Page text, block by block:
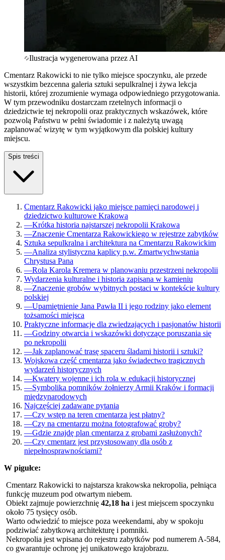
Ilustracja wygenerowana przez AI
Cmentarz Rakowicki to nie tylko miejsce spoczynku, ale przede
wszystkim bezcenna galeria sztuki sepulkralnej i żywa lekcja
historii, której zrozumienie wymaga odpowiedniego przygotowania.
W tym przewodniku dostarczam rzetelnych informacji o
dziedzictwie tej nekropolii oraz praktycznych wskazówek, które
pozwolą Państwu w pełni świadomie i z należytą uwagą
zaplanować wizytę w tym wyjątkowym dla polskiej kultury
miejscu.
Spis treści
Cmentarz Rakowicki jako miejsce pamięci narodowej i
dziedzictwo kulturowe Krakowa
—Krótka historia najstarszej nekropolii Krakowa
—Znaczenie Cmentarza Rakowickiego w rejestrze zabytków
Sztuka sepulkralna i architektura na Cmentarzu Rakowickim
—Analiza stylistyczna kaplicy p.w. Zmartwychwstania
Chrystusa Pana
—Rola Karola Kremera w planowaniu przestrzeni nekropolii
Wydarzenia kulturalne i historia zapisana w kamieniu
—Znaczenie grobów wybitnych postaci w kontekście kultury
polskiej
—Upamiętnienie Jana Pawła II i jego rodziny jako element
tożsamości miejsca
Praktyczne informacje dla zwiedzających i pasjonatów historii
—Godziny otwarcia i wskazówki dotyczące poruszania się
po nekropolii
—Jak zaplanować trasę spaceru śladami historii i sztuki?
Wojskowa część cmentarza jako świadectwo tragicznych
wydarzeń historycznych
—Kwatery wojenne i ich rola w edukacji historycznej
—Symbolika pomników żołnierzy Armii Kraków i formacji
międzynarodowych
Najczęściej zadawane pytania
—Czy wstęp na teren cmentarza jest płatny?
—Czy na cmentarzu można fotografować groby?
—Gdzie znajdę plan cmentarza z grobami zasłużonych?
—Czy cmentarz jest przystosowany dla osób z
niepełnosprawnościami?
W pigułce:
Cmentarz Rakowicki to najstarsza krakowska nekropolia, pełniąca
funkcję muzeum pod otwartym niebem.
Obiekt zajmuje powierzchnię 42,18 ha i jest miejscem spoczynku
około 75 tysięcy osób.
Warto odwiedzić to miejsce poza weekendami, aby w spokoju
podziwiać zabytkową architekturę i pomniki.
Nekropolia jest wpisana do rejestru zabytków pod numerem A-584,
co gwarantuje ochronę jej unikatowego krajobrazu.